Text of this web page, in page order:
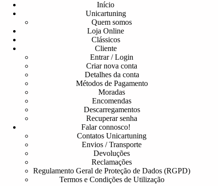
Início
Unicartuning
Quem somos
Loja Online
Clássicos
Cliente
Entrar / Login
Criar nova conta
Detalhes da conta
Métodos de Pagamento
Moradas
Encomendas
Descarregamentos
Recuperar senha
Falar connosco!
Contatos Unicartuning
Envios / Transporte
Devoluções
Reclamações
Regulamento Geral de Proteção de Dados (RGPD)
Termos e Condições de Utilização